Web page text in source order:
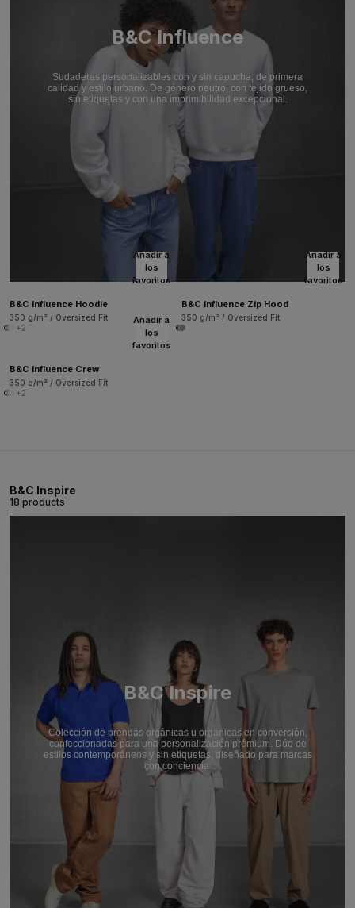
B&C Influence
Sudaderas personalizables con y sin capucha, de primera
calidad y estilo urbano. De género neutro, con tejido grueso,
sin etiquetas y con una imprimibilidad excepcional.
Añadir a
los
favoritos
B&C Influence Hoodie
350 g/m² / Oversized Fit
+2
Añadir a
los
favoritos
B&C Influence Zip Hood
350 g/m² / Oversized Fit
Añadir a
los
favoritos
B&C Influence Crew
350 g/m² / Oversized Fit
+2
B&C Inspire
18 products
B&C Inspire
Colección de prendas orgánicas u orgánicas en conversión,
confeccionadas para una personalización prémium. Dúo de
estilos contemporáneos y sin etiquetas, diseñado para marcas
con conciencia.